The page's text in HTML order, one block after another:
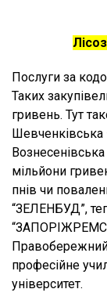
Послуги за
Таких
гривень. Тут
Шевченківська
мільйони
пнів чи
“ЗЕЛЕНБУД”,
Правобережний
професійне
університет.